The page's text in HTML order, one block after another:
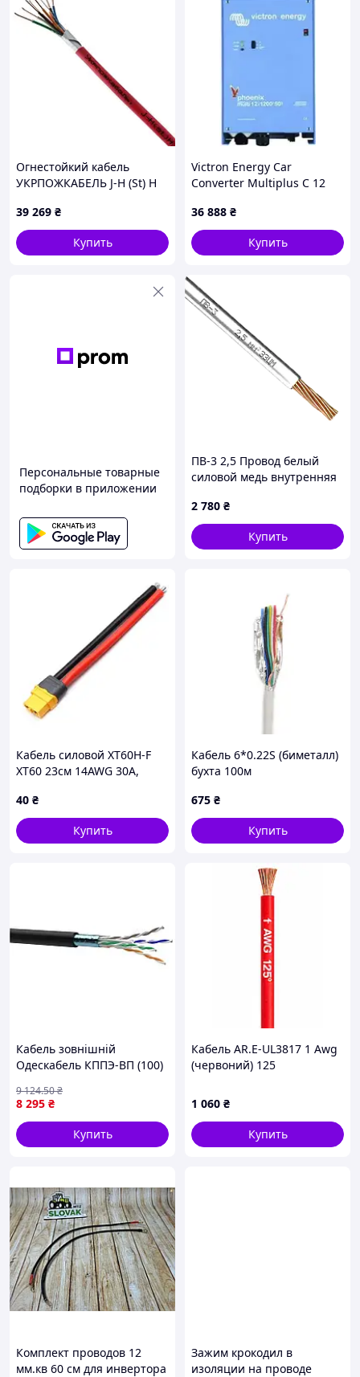
Огнестойкий кабель
УКРПОЖКАБЕЛЬ J-H (St) H
39 269 ₴
Купить
Victron Energy Car
Converter Multiplus C 12
відкритими кінцями
36 888 ₴
Купить
Персональные товарные
подборки в приложении
ПВ-3 2,5 Провод белый
силовой медь внутренняя
2 780 ₴
Купить
Кабель силовой XT60H-F
XT60 23см 14AWG 30А,
40 ₴
Купить
Кабель 6*0.22S (биметалл)
бухта 100м
675 ₴
Купить
Кабель зовнішній
Одескабель КППЭ-ВП (100)
99-0]
8 295 ₴
9 124.50₴
Купить
Кабель AR.E-UL3817 1 Awg
(червоний) 125
термостійкий ізоляція-
шитий поліетілен
1 060 ₴
Купить
Комплект проводов 12
мм.кв 60 см для инвертора
Зажим крокодил в
изоляции на проводе